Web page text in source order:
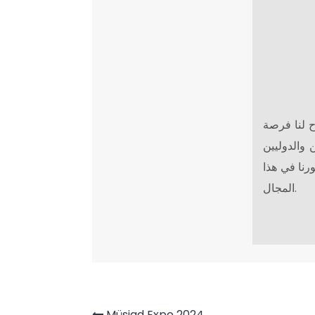
لنا فرصة
والدوليين
في هذا
المجال.